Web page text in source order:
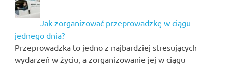
Jak zorganizować przeprowadzkę w ciągu
jednego dnia?
Przeprowadzka to jedno z najbardziej stresujących
wydarzeń w życiu, a zorganizowanie jej w ciągu